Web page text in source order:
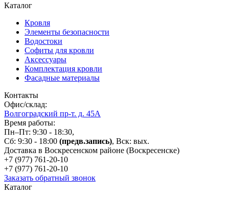
Каталог
Кровля
Элементы безопасности
Водостоки
Софиты для кровли
Аксессуары
Комплектация кровли
Фасадные материалы
Контакты
Офис/склад:
Волгоградский пр-т. д. 45А
Время работы:
Пн–Пт: 9:30 - 18:30,
Сб: 9:30 - 18:00 (предв.запись), Вск: вых.
Доставка в Воскресенском районе (Воскресенске)
+7 (977) 761-20-10
+7 (977) 761-20-10
Заказать обратный звонок
Каталог